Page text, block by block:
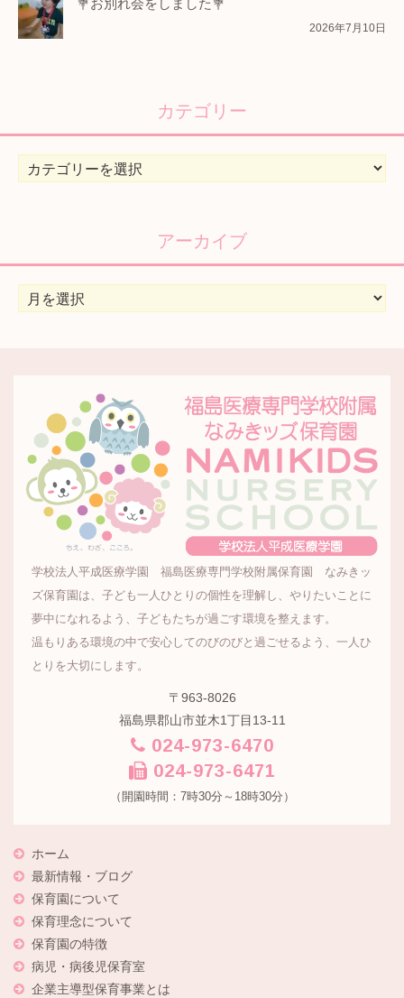
2026年7月10日
カテゴリー
カ
ー
アーカイブ
学校法人平成医療学園 福島医療専門学校附属保育園 なみきッ
ズ保育園は、子ども一人ひとりの個性を理解し、やりたいことに
夢中になれるよう、子どもたちが過ごす環境を整えます。
温もりある環境の中で安心してのびのびと過ごせるよう、一人ひ
とりを大切にします。
〒963-8026
福島県郡山市並木1丁目13-11
024-973-6470
024-973-6471
（開園時間：7時30分～18時30分）
ホーム
最新情報・ブログ
保育園について
保育理念について
保育園の特徴
病児・病後児保育室
企業主導型保育事業とは